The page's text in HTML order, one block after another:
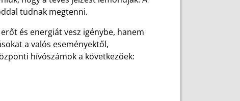
tudnak megtenni.
és energiát vesz igénybe, hanem
a valós eseményektől,
hívószámok a következőek: